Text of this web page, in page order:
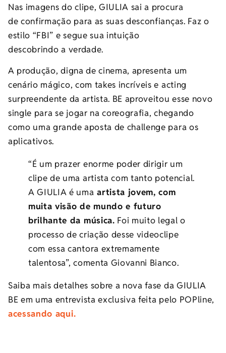
Nas imagens do clipe, GIULIA sai a procura
de confirmação para as suas desconfianças. Faz o
estilo “FBI” e segue sua intuição
descobrindo a verdade.
A produção, digna de cinema, apresenta um
cenário mágico, com takes incríveis e acting
surpreendente da artista. BE aproveitou esse novo
single para se jogar na coreografia, chegando
como uma grande aposta de challenge para os
aplicativos.
“É um prazer enorme poder dirigir um
clipe de uma artista com tanto potencial.
A GIULIA é uma artista jovem, com
muita visão de mundo e futuro
brilhante da música. Foi muito legal o
processo de criação desse videoclipe
com essa cantora extremamente
talentosa”, comenta Giovanni Bianco.
Saiba mais detalhes sobre a nova fase da GIULIA
BE em uma entrevista exclusiva feita pelo POPline,
acessando aqui.